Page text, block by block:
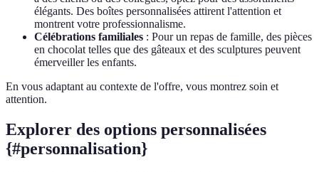
élégants. Des boîtes personnalisées attirent l'attention et
montrent votre professionnalisme.
Célébrations familiales : Pour un repas de famille, des pièces
en chocolat telles que des gâteaux et des sculptures peuvent
émerveiller les enfants.
En vous adaptant au contexte de l'offre, vous montrez soin et
attention.
Explorer des options personnalisées
{#personnalisation}